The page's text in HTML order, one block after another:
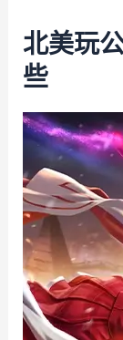
北美玩
些